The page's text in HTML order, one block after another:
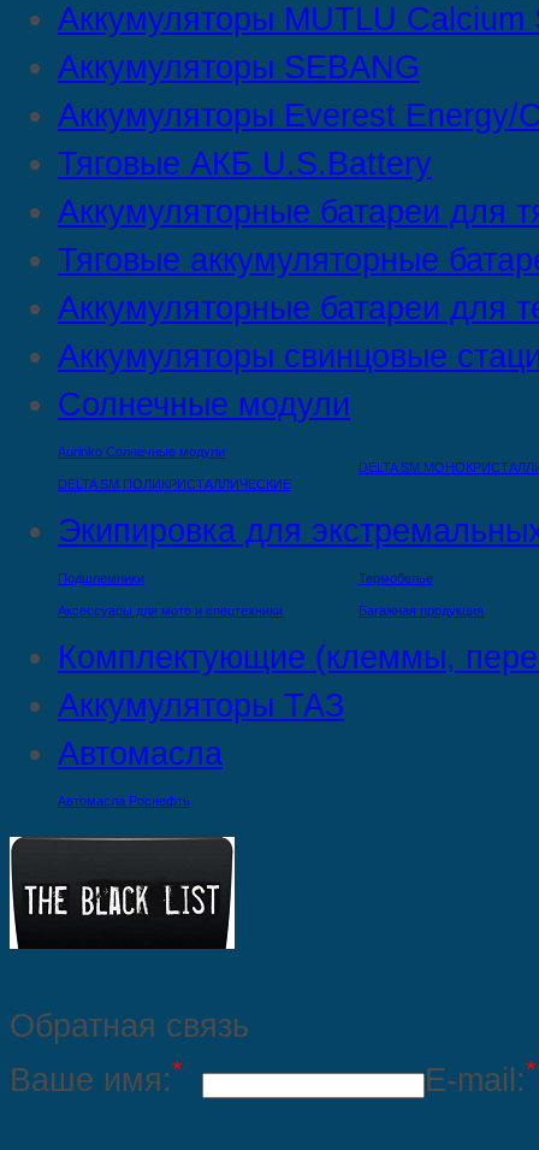
Аккумуляторы MUTLU Calcium
Аккумуляторы SEBANG
Аккумуляторы Everest Energy/
Тяговые АКБ U.S.Battery
Аккумуляторные батареи для
Тяговые аккумуляторные
Аккумуляторные батареи для
Аккумуляторы свинцовые
Солнечные модули
Aurinko Солнечные модули
DELTA SM ПОЛИКРИСТАЛЛИЧЕСКИЕ
DELTA SM
Экипировка для
Подшлемники
Аксессуары для мото и спецтехники
Термобелье
Багажная продукция
Комплектующие (клеммы,
Аккумуляторы ТАЗ
Автомасла
Автомасла Роснефть
Обратная связь
Ваше имя:* E-mail:*